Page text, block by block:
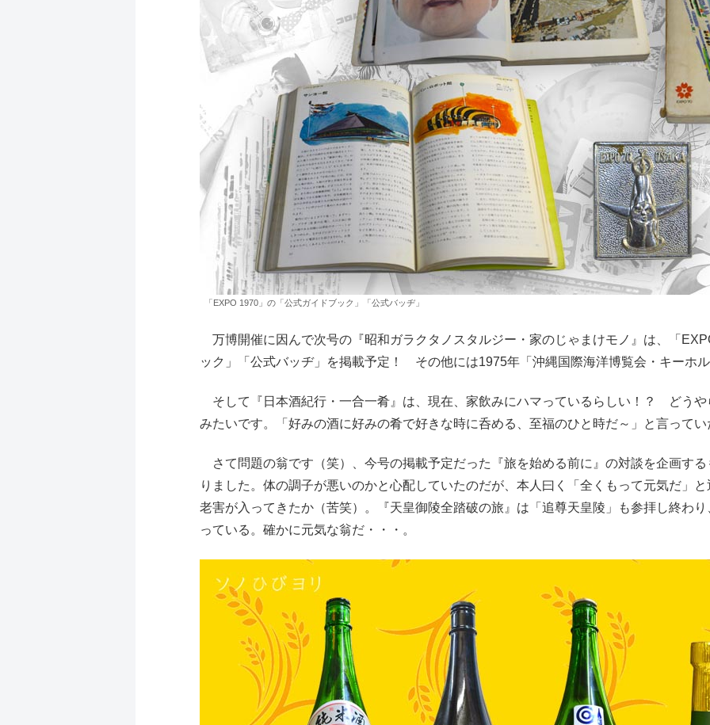
「EXPO 1970」の「公式ガイドブック」「公式バッヂ」
万博開催に因んで次号の『昭和ガラクタノスタルジー・家のじゃまけモノ』は、「
ック」「公式バッヂ」を掲載予定！ その他には1975年「沖縄国際海洋博覧会・キーホ
そして『日本酒紀行・一合一肴』は、現在、家飲みにハマっているらしい！？ どうや
みたいです。「好みの酒に好みの肴で好きな時に呑める、至福のひと時だ～」と言ってい
さて問題の翁です（笑）、今号の掲載予定だった『旅を始める前に』の対談を企画す
りました。体の調子が悪いのかと心配していたのだが、本人曰く「全くもって元気だ」
老害が入ってきたか（苦笑）。『天皇御陵全踏破の旅』は「追尊天皇陵」も参拝し終わ
っている。確かに元気な翁だ・・・。